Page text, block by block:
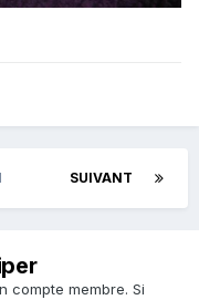
SUIVANT
compte membre. Si